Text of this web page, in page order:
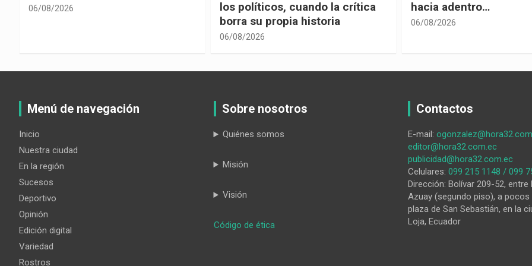
los políticos, cuando la crítica
hacia adentro…
06/08/2026
vivir
05/08/2026
Menú de navegación
Inicio
Nuestra ciudad
En la región
Sucesos
Deportivo
Opinión
Edición digital
Variedad
Rostros
Sobre nosotros
Quiénes somos
Misión
Visión
Código de ética:
Contactos
E-mail:
editor@hora32.com.ec
publicidad@hora32.com.ec
Celulares: 099 215 1148 / 099
Dirección: Bolívar 209-52, entre
Azuay (segundo piso), a
plaza de San Sebastián, en la
Loja, Ecuador